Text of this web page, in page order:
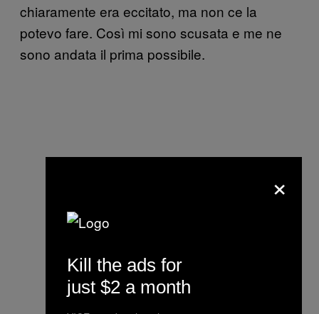
chiaramente era eccitato, ma non ce la
potevo fare. Così mi sono scusata e me ne
sono andata il prima possibile.
×
Kill the ads for
just $2 a month